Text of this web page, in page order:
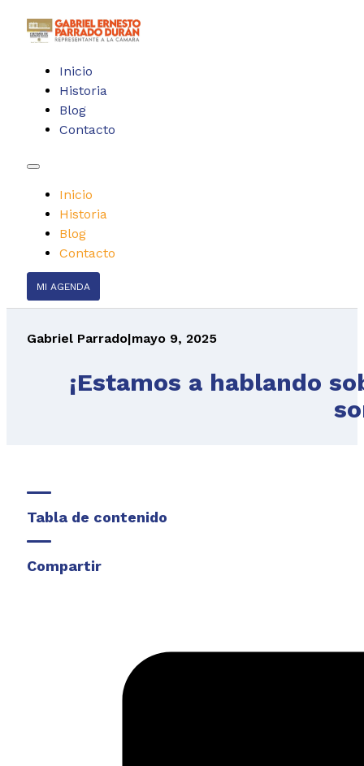
Inicio
Historia
Blog
Contacto
Inicio
Historia
Blog
Contacto
MI AGENDA
Gabriel Parrado|mayo 9, 2025
¡Estamos a hablando
Tabla de contenido
Compartir